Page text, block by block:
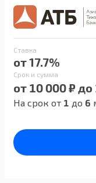
Ставка
от 17.7%
Срок и сумма
от 10 000 ₽
На срок от 1 до 6